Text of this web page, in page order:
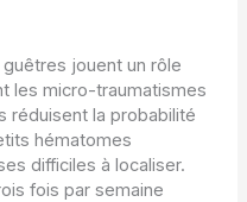
jouent un rôle
les micro-traumatismes
réduisent la probabilité
hématomes
difficiles à localiser.
fois par semaine